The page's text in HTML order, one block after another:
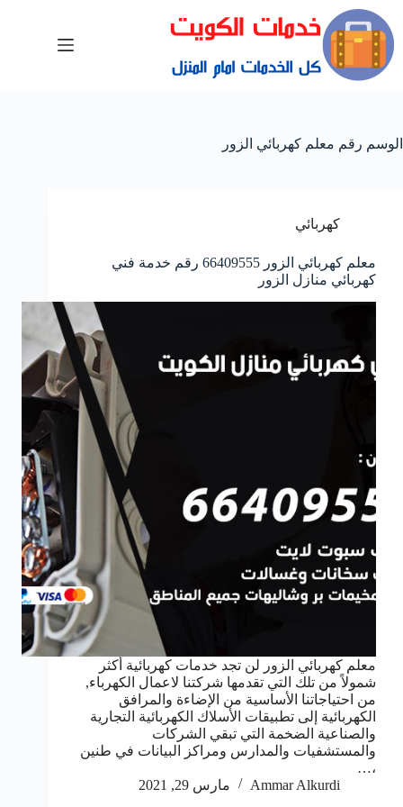
الوسم رقم معلم كهربائي الزور
كهربائي
معلم كهربائي الزور 66409555 رقم خدمة فني
كهربائي منازل الزور
معلم كهربائي الزور لن تجد خدمات كهربائية أكثر
شمولاً من تلك التي تقدمها شركتنا لاعمال الكهرباء,
من احتياجاتنا الأساسية من الإضاءة والمرافق
الكهربائية إلى تطبيقات الأسلاك الكهربائية التجارية
والصناعية الضخمة التي تبقي الشركات
والمستشفيات والمدارس ومراكز البيانات في طنين
،…
Ammar Alkurdi
مارس 29, 2021